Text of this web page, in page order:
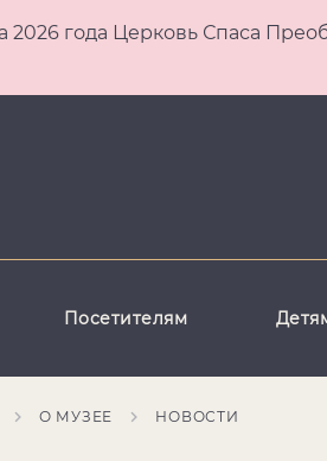
2026 года Церковь Спаса
Посетителям
О МУЗЕЕ НОВОСТИ